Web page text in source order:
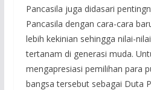
Pancasila juga didasari
Pancasila dengan cara-cara
lebih kekinian sehingga nilai-
tertanam di generasi muda.
mengapresiasi pemilihan para
bangsa tersebut sebagai Duta